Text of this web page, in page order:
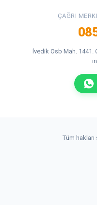
ÇAĞRI
İvedik Osb Mah. 1441.
Tüm